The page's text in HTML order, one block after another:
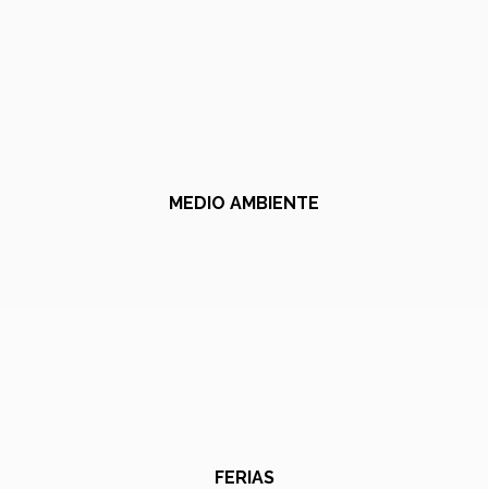
MEDIO AMBIENTE
FERIAS